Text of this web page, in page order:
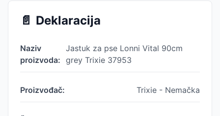
📄 Deklaracija
Naziv
proizvoda:
Jastuk za pse Lonni Vital 90cm
grey Trixie 37953
Proizvođač: Trixie - Nemačka